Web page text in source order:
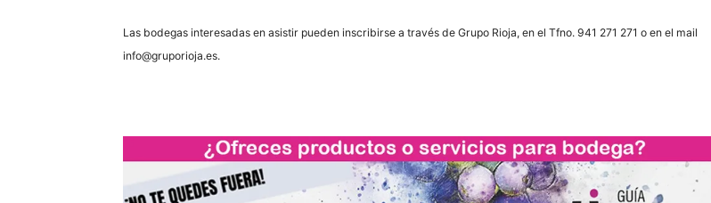
Las bodegas interesadas en asistir pueden inscribirse a través de Grupo Rioja, en el Tfno. 941 271 271 o en el mail
info@gruporioja.es.